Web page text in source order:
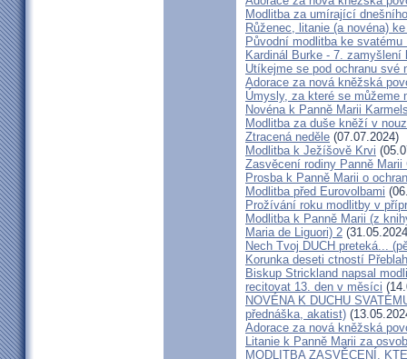
Modlitba za umírající
Růženec, litanie (a novéna)
Původní modlitba ke
Kardinál Burke - 7.
Utíkejme se pod ochranu své
Adorace za nová kněžská
Úmysly, za které se můžeme
Novéna k Panně Marii
Modlitba za duše kněží v
Ztracená neděle (07.07.2024)
Modlitba k Ježíšově Krvi
Zasvěcení rodiny Panně Marii
Prosba k Panně Marii o
Modlitba před Eurovolbami
Prožívání roku modlitby v
Modlitba k Panně Marii (z
Maria de Liguori) 2
Nech Tvoj DUCH preteká...
Korunka deseti ctností
Biskup Strickland napsal
recitovat 13. den v měsíci
NOVÉNA K DUCHU
přednáška, akatist)
Adorace za nová kněžská
Litanie k Panně Marii za
MODLITBA ZASVĚCENÍ,